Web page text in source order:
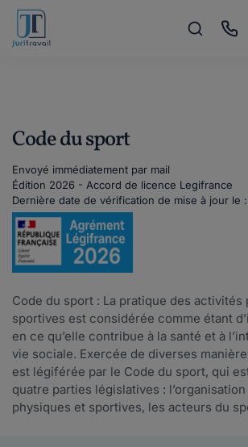
Code du sport
Envoyé immédiatement par mail
Édition 2026 - Accord de licence Legifrance
Dernière date de vérification de mise à jour le :
Code du sport : La pratique des activités
sportives est considérée comme étant
en ce qu’elle contribue à la santé et à
vie sociale. Exercée de diverses
est légiférée par le Code du sport, qui
quatre parties législatives :
physiques et sportives, les acteurs du